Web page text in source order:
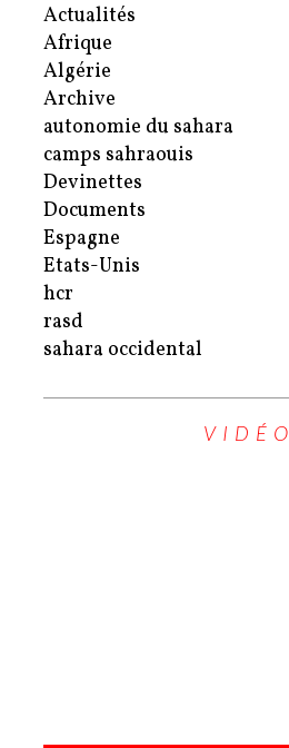
Actualités
Afrique
Algérie
Archive
autonomie du sahara
camps sahraouis
Devinettes
Documents
Espagne
Etats-Unis
hcr
rasd
sahara occidental
VIDÉO